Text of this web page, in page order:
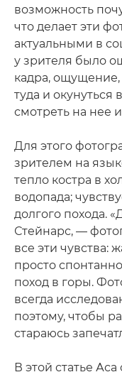
возможность
что делает эти
актуальными в
у зрителя было
кадра, ощущение,
туда и окунуться
смотреть на нее
Для этого
зрителем на
тепло костра в
водопада;
долгого похода.
Стейнарс, —
все эти чувства:
просто
поход в горы.
всегда
поэтому, чтобы
стараюсь
В этой статье Аса